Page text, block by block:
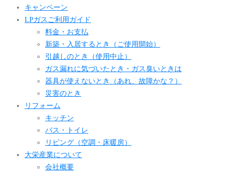
キャンペーン
LPガスご利用ガイド
料金・お支払
新築・入居するとき（ご使用開始）
引越しのとき（使用中止）
ガス漏れに気づいたとき・ガス臭いときは
器具が使えないとき（あれ、故障かな？）
災害のとき
リフォーム
キッチン
バス・トイレ
リビング（空調・床暖房）
大栄産業について
会社概要